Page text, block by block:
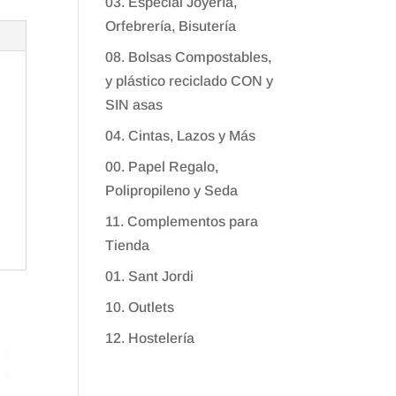
Orfebrería, Bisutería
08. Bolsas Compostables,
y plástico reciclado CON y
SIN asas
04. Cintas, Lazos y Más
00. Papel Regalo,
Polipropileno y Seda
11. Complementos para
Tienda
01. Sant Jordi
10. Outlets
12. Hostelería